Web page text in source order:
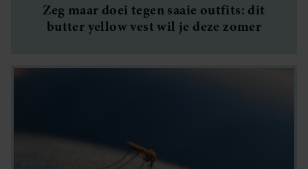
Zeg maar doei tegen saaie outfits: dit
butter yellow vest wil je deze zomer